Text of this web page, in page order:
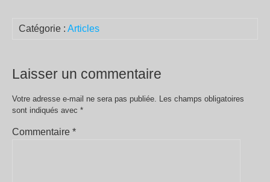
Catégorie : Articles
Laisser un commentaire
Votre adresse e-mail ne sera pas publiée. Les champs obligatoires
sont indiqués avec *
Commentaire *